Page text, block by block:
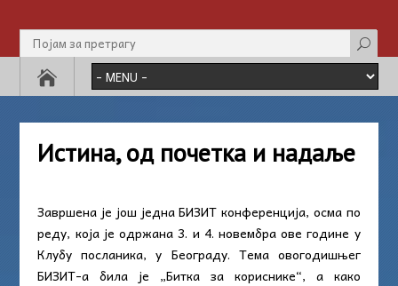
Истина, од почетка и надаље
Завршена је још једна БИЗИТ конференција, осма по
реду, која је одржана 3. и 4. новембра ове године у
Клубу посланика, у Београду. Тема овогодишњег
БИЗИТ-а била је „Битка за кориснике“, а како